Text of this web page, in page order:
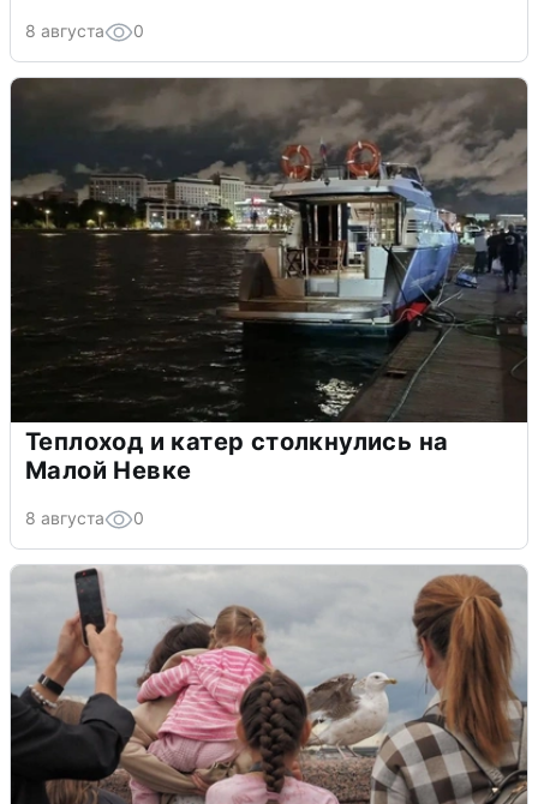
8 августа 0
Теплоход и катер столкнулись на
Малой Невке
8 августа 0